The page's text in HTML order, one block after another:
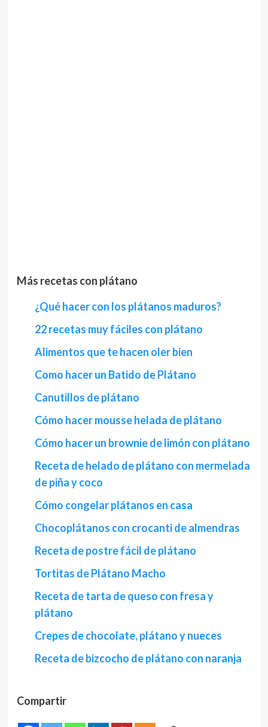
Más recetas con plátano
¿Qué hacer con los plátanos maduros?
22 recetas muy fáciles con plátano
Alimentos que te hacen oler bien
Como hacer un Batido de Plátano
Canutillos de plátano
Cómo hacer mousse helada de plátano
Cómo hacer un brownie de limón con plátano
Receta de helado de plátano con mermelada
de piña y coco
Cómo congelar plátanos en casa
Chocoplátanos con crocanti de almendras
Receta de postre fácil de plátano
Tortitas de Plátano Macho
Receta de tarta de queso con fresa y
plátano
Crepes de chocolate, plátano y nueces
Receta de bizcocho de plátano con naranja
Compartir